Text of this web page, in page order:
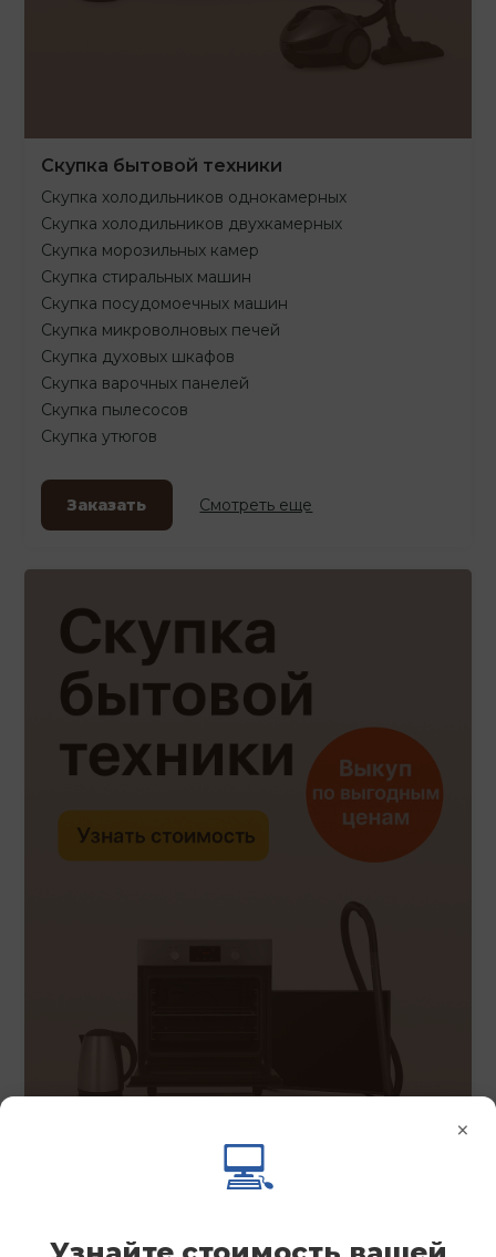
Скупка бытовой техники
Скупка холодильников однокамерных
Скупка холодильников двухкамерных
Скупка морозильных камер
Скупка стиральных машин
Скупка посудомоечных машин
Скупка микроволновых печей
Скупка духовых шкафов
Скупка варочных панелей
Скупка пылесосов
Скупка утюгов
Заказать Смотреть еще
×
💻